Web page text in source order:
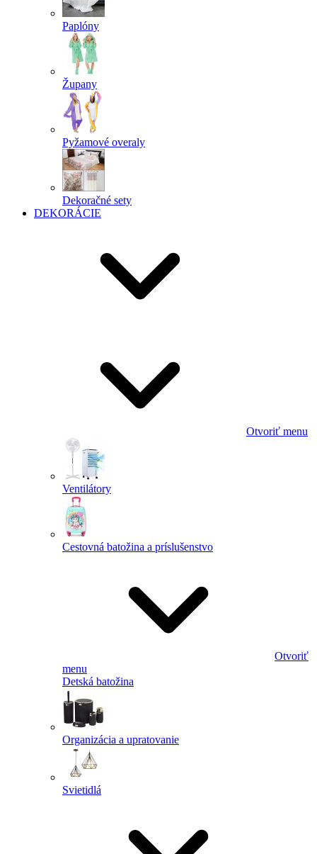
Paplóny
Župany
Pyžamové overaly
Dekoračné sety
DEKORÁCIE
Otvoriť menu
Ventilátory
Cestovná batožina a príslušenstvo
Otvoriť
menu
Detská batožina
Organizácia a upratovanie
Svietidlá